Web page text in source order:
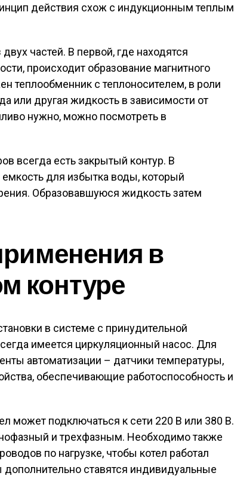
действия схож с индукционным теплым
частей. В первой, где находятся
происходит образование магнитного
теплообменник с теплоносителем, в роли
или другая жидкость в зависимости от
нужно, можно посмотреть в
всегда есть закрытый контур. В
для избытка воды, который
Образовавшуюся жидкость затем
в
контуре
в системе с принудительной
имеется циркуляционный насос. Для
автоматизации – датчики температуры,
обеспечивающие работоспособность и
может подключаться к сети 220 В или 380 В.
и трехфазным. Необходимо также
по нагрузке, чтобы котел работал
ставятся индивидуальные